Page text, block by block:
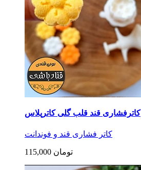
کاترفشاری قند قلب گلی کاترپلاس
کاتر فشاری قند و فوندانت
115,000 تومان